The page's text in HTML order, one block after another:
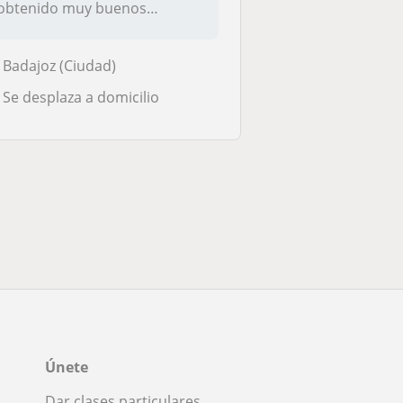
muy buenos
Badajoz (Ciudad)
Se desplaza a domicilio
Únete